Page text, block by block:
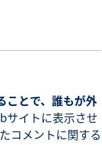
とで、誰もが外
サイトに表示させ
コメントに関する